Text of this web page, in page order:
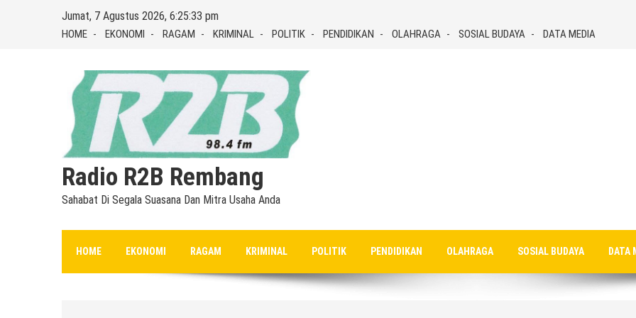
Jumat, 7 Agustus 2026, 6:25:33 pm
HOME EKONOMI RAGAM KRIMINAL POLITIK PENDIDIKAN OLAHRAGA SOSIAL BUDAYA DATA MEDIA
Radio R2B Rembang
Sahabat Di Segala Suasana Dan Mitra Usaha Anda
HOME EKONOMI RAGAM KRIMINAL POLITIK PENDIDIKAN OLAHRAGA SOSIAL BUDAYA DATA